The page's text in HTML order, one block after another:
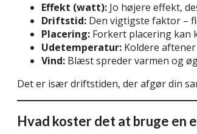
Effekt (watt): Jo højere effekt,
Driftstid: Den vigtigste faktor –
Placering: Forkert placering
Udetemperatur: Koldere
Vind: Blæst spreder varmen og
Det er især driftstiden, der afgør din
Hvad koster det at bruge en